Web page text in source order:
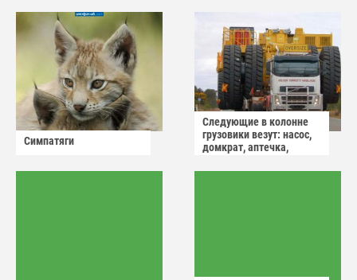
Симпатяги
Следующие в колонне
грузовики везут: насос,
домкрат, аптечка,